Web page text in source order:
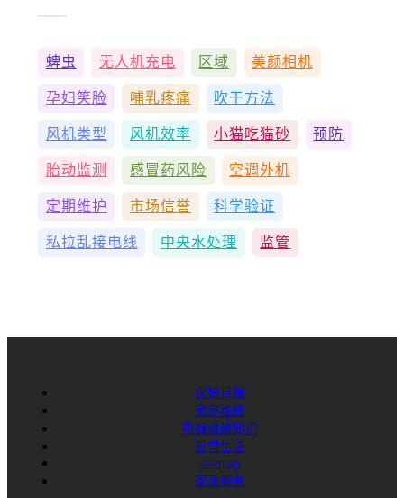
蜱虫 无人机充电 区域 美颜相机
孕妇笑脸 哺乳疼痛 吹干方法
风机类型 风机效率 小猫吃猫砂 预防
胎动监测 感冒药风险 空调外机
定期维护 市场信誉 科学验证
私拉乱接电线 中央水处理 监管
保姆月嫂
家庭维修
电器维修知识
日常生活
sitemap
家政服务